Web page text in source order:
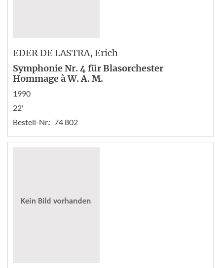
EDER DE LASTRA, Erich
Symphonie Nr. 4 für Blasorchester
Hommage à W. A. M.
1990
22'
Bestell-Nr.: 74 802